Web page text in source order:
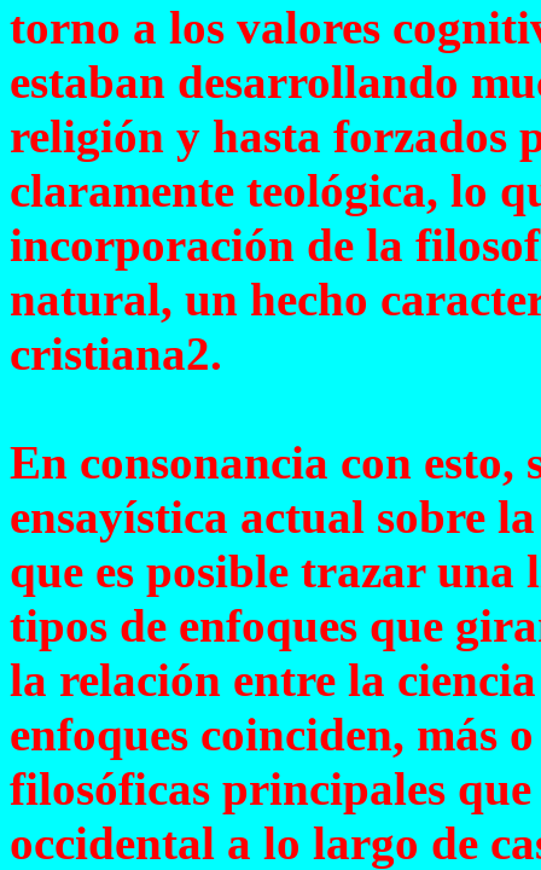
torno a los valores
estaban desarrollando
religión y hasta forzados
claramente teológica, lo
incorporación de la
natural, un hecho
cristiana2.
En consonancia con
ensayística actual sobre
que es posible trazar una
tipos de enfoques que
la relación entre la
enfoques coinciden, más
filosóficas principales
occidental a lo largo de